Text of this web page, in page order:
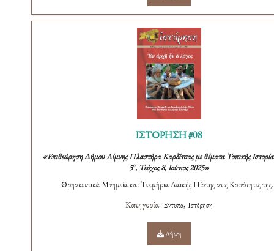
ΙΣΤΟΡΗΣΗ #08
«Επιθεώρηση Δήμου Λίμνης Πλαστήρα Καρδίτσας με θέματα Τοπικής
5ο, Τεύχος 8, Ιούνιος 2025»
Θρησκευτικά Μνημεία και Τεκμήρια Λαϊκής Πίστης στις Κοινότητες
Κατηγορία: Έντυπα, Ιστόρηση
Λήψη